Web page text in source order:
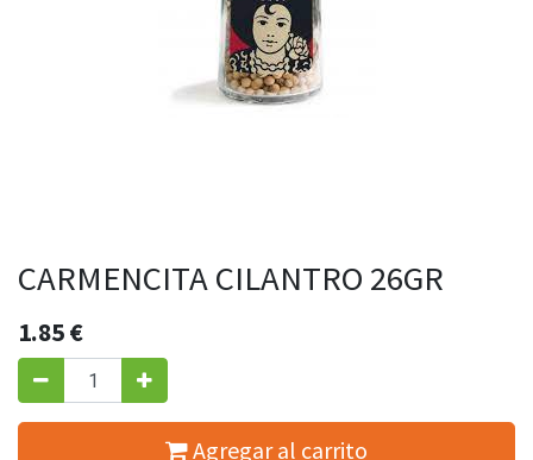
CARMENCITA CILANTRO 26GR
1.85€
Agregar al carrito